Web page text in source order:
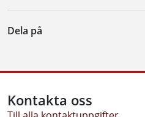
Dela på
Kontakta oss